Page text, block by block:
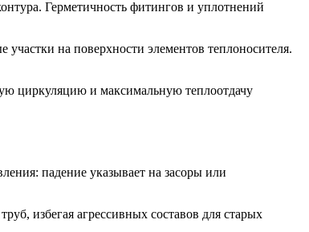
Герметичность фитингов и уплотнений
на поверхности элементов теплоносителя.
циркуляцию и максимальную теплоотдачу
падение указывает на засоры или
избегая агрессивных составов для старых